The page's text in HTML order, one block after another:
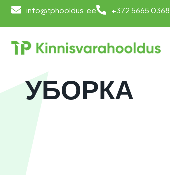
info@tphooldus.ee +372 5665 0368
УБОРКА